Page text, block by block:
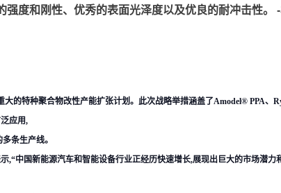
度和刚性、优秀的表面光泽度以及优良的耐冲击性。
的特种聚合物改性产能扩张计划。此次战略举措涵盖了Amodel® PPA
应用,
条生产线。
中国新能源汽车和智能设备行业正经历快速增长,展现出巨大的市场潜